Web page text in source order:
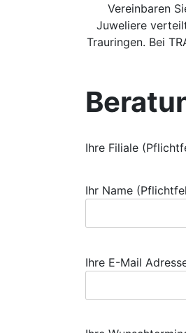
Vereinbaren
Juweliere
Trauringen. Bei
Ihre Filiale
Ihr Name
Ihre E-Mail